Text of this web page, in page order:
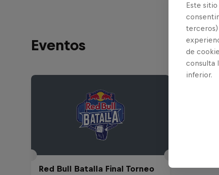
Eventos
Red Bull Batalla Final Torneo
Este
terceros)
de
consulta
inferior.